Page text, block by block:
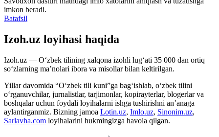
imkon beradi.
Batafsil
Izoh.uz loyihasi haqida
Izoh.uz — O‘zbek tilining xalqona izohli lug‘ati 35 000 dan ortiq
so‘zlarning ma’nolari ibora va misollar bilan keltirilgan.
Yillar davomida “O‘zbek tili kuni”ga bag‘ishlab, o‘zbek tilini
o‘rganuvchilar, jurnalistlar, tarjimonlar, kopirayterlar, blogerlar va
boshqalar uchun foydali loyihalarni ishga tushirishni an’anaga
aylantirganmiz. Bizning jamoa Lotin.uz, Imlo.uz, Sinonim.uz,
Sarlavha.com loyihalarini hukmingizga havola qilgan.